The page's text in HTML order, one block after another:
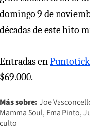
domingo 9 de
décadas de este hito
Entradas en
$69.000.
Más sobre: Joe
Mamma Soul Ema Pinto
culto